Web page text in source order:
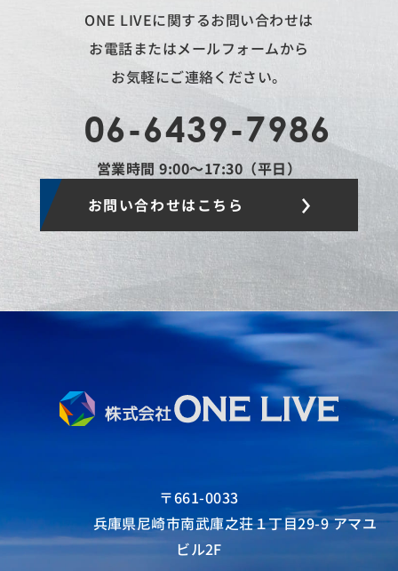
ONE LIVEに関するお問い合わせは
お電話またはメールフォームから
お気軽にご連絡ください。
06-6439-7986
営業時間 9:00〜17:30（平日）
お問い合わせはこちら
〒661-0033
兵庫県尼崎市南武庫之荘１丁目29-9 アマユ
ビル2F